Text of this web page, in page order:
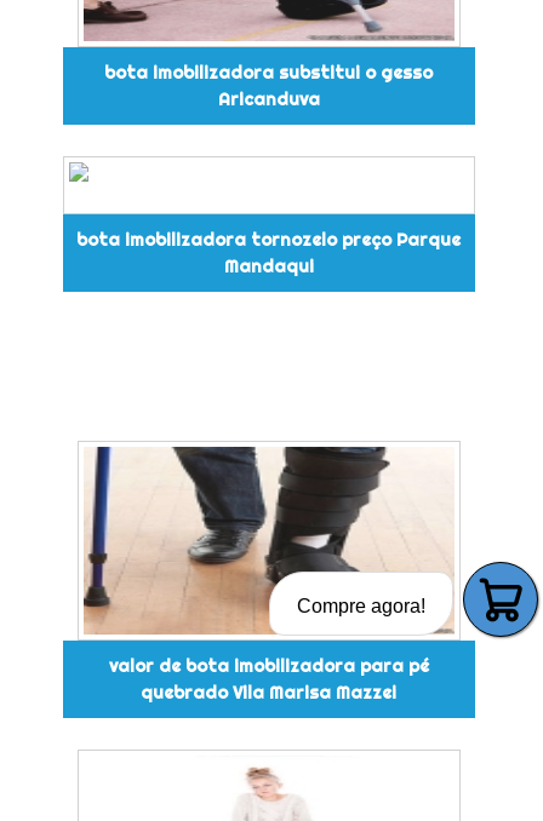
bota imobilizadora substitui o gesso
Aricanduva
bota imobilizadora tornozelo preço Parque
Mandaqui
valor de bota imobilizadora para pé
quebrado Vila Marisa Mazzei
Compre agora!